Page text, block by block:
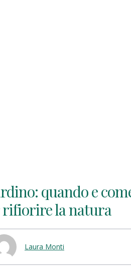
quando e
rifiorire la natura
Laura Monti